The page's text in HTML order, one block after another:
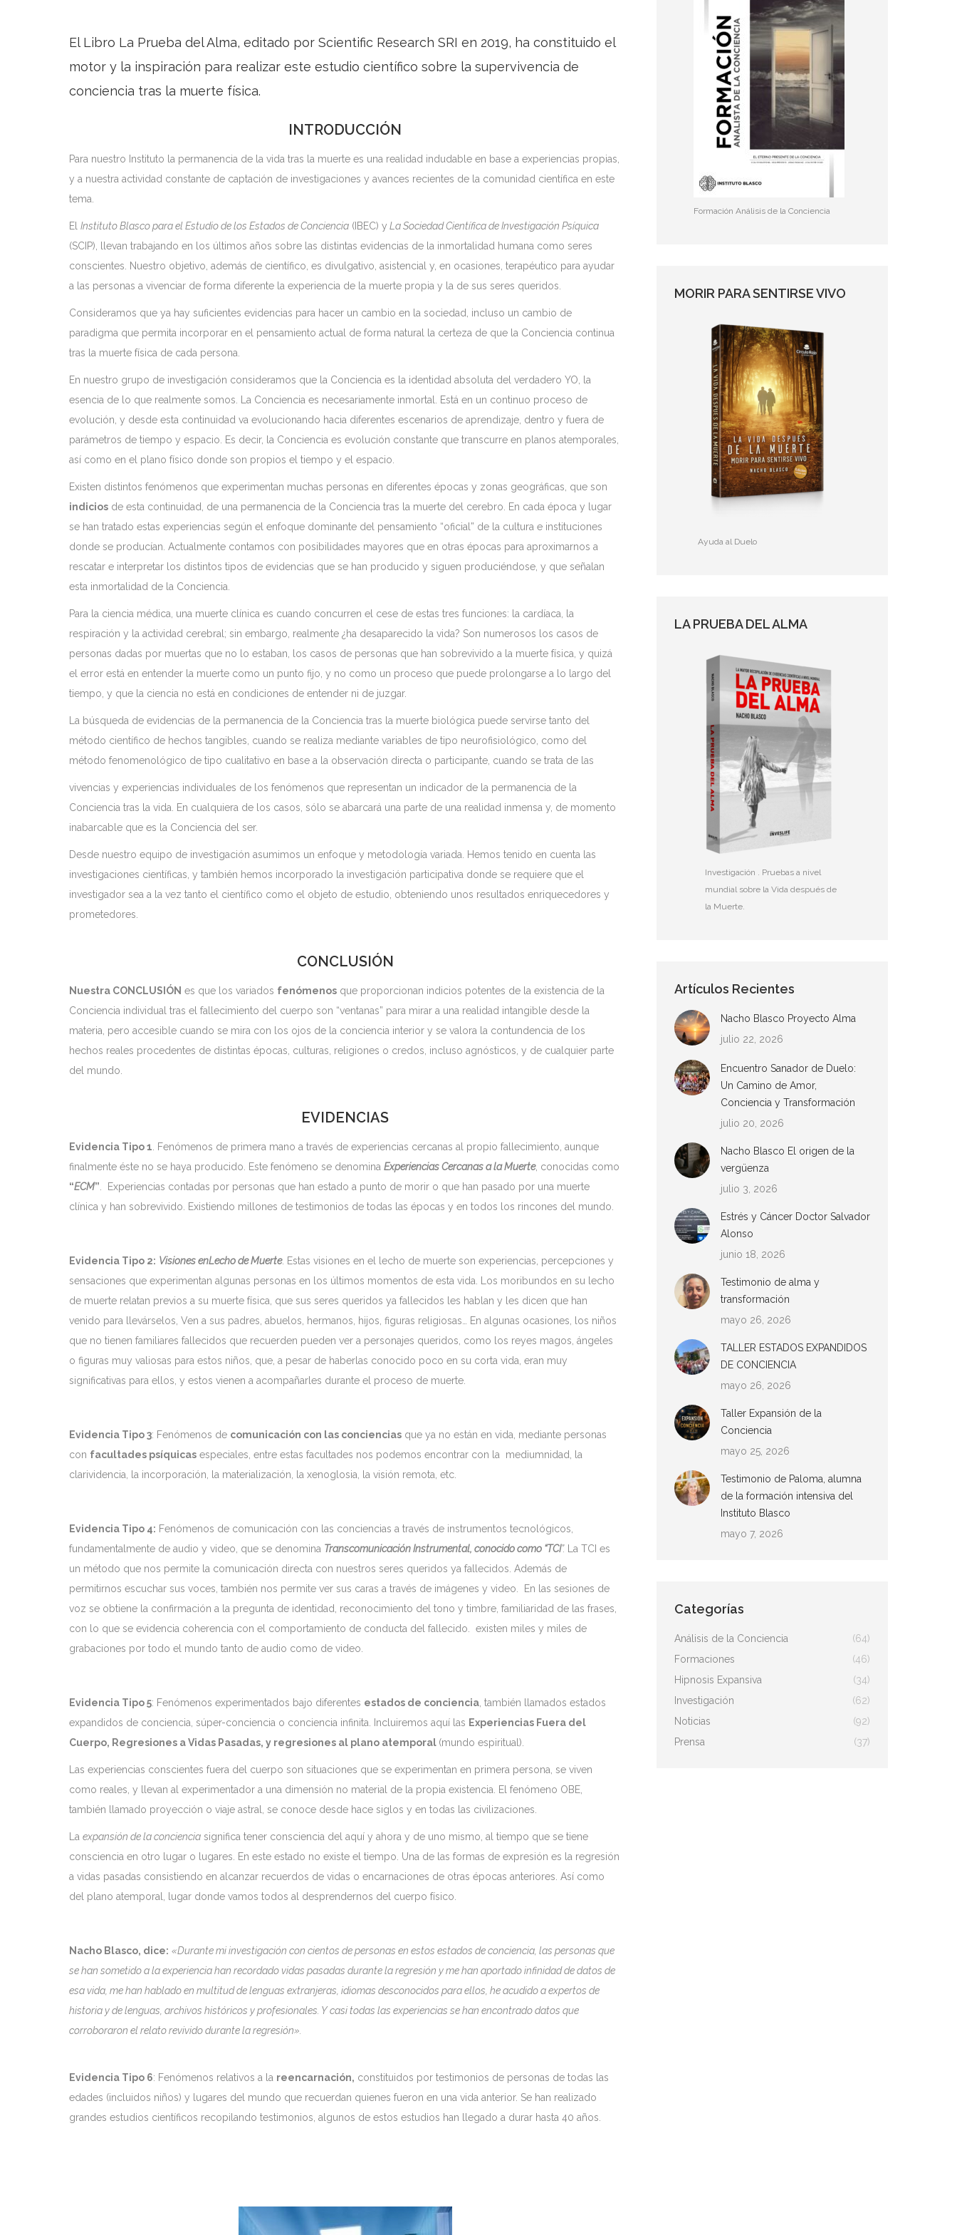
El Libro La Prueba del Alma, editado por Scientific Research SRI en 2019, ha constituido el
motor y la inspiración para realizar este estudio científico sobre la supervivencia de
conciencia tras la muerte física.
INTRODUCCIÓN
Para nuestro Instituto la permanencia de la vida tras la muerte es una realidad indudable en base a experiencias propias,
y a nuestra actividad constante de captación de investigaciones y avances recientes de la comunidad científica en este
tema.
El Instituto Blasco para el Estudio de los Estados de Conciencia (IBEC) y La Sociedad Científica de Investigación Psíquica
(SCIP), llevan trabajando en los últimos años sobre las distintas evidencias de la inmortalidad humana como seres
conscientes. Nuestro objetivo, además de científico, es divulgativo, asistencial y, en ocasiones, terapéutico para ayudar
a las personas a vivenciar de forma diferente la experiencia de la muerte propia y la de sus seres queridos.
Consideramos que ya hay suficientes evidencias para hacer un cambio en la sociedad, incluso un cambio de
paradigma que permita incorporar en el pensamiento actual de forma natural la certeza de que la Conciencia continua
tras la muerte física de cada persona.
En nuestro grupo de investigación consideramos que la Conciencia es la identidad absoluta del verdadero YO, la
esencia de lo que realmente somos. La Conciencia es necesariamente inmortal. Está en un continuo proceso de
evolución, y desde esta continuidad va evolucionando hacia diferentes escenarios de aprendizaje, dentro y fuera de
parámetros de tiempo y espacio. Es decir, la Conciencia es evolución constante que transcurre en planos atemporales,
así como en el plano físico donde son propios el tiempo y el espacio.
Existen distintos fenómenos que experimentan muchas personas en diferentes épocas y zonas geográficas, que son
indicios de esta continuidad, de una permanencia de la Conciencia tras la muerte del cerebro. En cada época y lugar
se han tratado estas experiencias según el enfoque dominante del pensamiento “oficial” de la cultura e instituciones
donde se producían. Actualmente contamos con posibilidades mayores que en otras épocas para aproximarnos a
rescatar e interpretar los distintos tipos de evidencias que se han producido y siguen produciéndose, y que señalan
esta inmortalidad de la Conciencia.
Para la ciencia médica, una muerte clínica es cuando concurren el cese de estas tres funciones: la cardíaca, la
respiración y la actividad cerebral; sin embargo, realmente ¿ha desaparecido la vida? Son numerosos los casos de
personas dadas por muertas que no lo estaban, los casos de personas que han sobrevivido a la muerte física, y quizá
el error está en entender la muerte como un punto fijo, y no como un proceso que puede prolongarse a lo largo del
tiempo, y que la ciencia no está en condiciones de entender ni de juzgar.
La búsqueda de evidencias de la permanencia de la Conciencia tras la muerte biológica puede servirse tanto del
método científico de hechos tangibles, cuando se realiza mediante variables de tipo neurofisiológico, como del
método fenomenológico de tipo cualitativo en base a la observación directa o participante, cuando se trata de las
vivencias y experiencias individuales de los fenómenos que representan un indicador de la permanencia de la
Conciencia tras la vida. En cualquiera de los casos, sólo se abarcará una parte de una realidad inmensa y, de momento
inabarcable que es la Conciencia del ser.
Desde nuestro equipo de investigación asumimos un enfoque y metodología variada. Hemos tenido en cuenta las
investigaciones científicas, y también hemos incorporado la investigación participativa donde se requiere que el
investigador sea a la vez tanto el científico como el objeto de estudio, obteniendo unos resultados enriquecedores y
prometedores.
CONCLUSIÓN
Nuestra CONCLUSIÓN es que los variados fenómenos que proporcionan indicios potentes de la existencia de la
Conciencia individual tras el fallecimiento del cuerpo son “ventanas” para mirar a una realidad intangible desde la
materia, pero accesible cuando se mira con los ojos de la conciencia interior y se valora la contundencia de los
hechos reales procedentes de distintas épocas, culturas, religiones o credos, incluso agnósticos, y de cualquier parte
del mundo.
EVIDENCIAS
Evidencia Tipo 1 . Fenómenos de primera mano a través de experiencias cercanas al propio fallecimiento, aunque
finalmente éste no se haya producido. Este fenómeno se denomina Experiencias Cercanas a la Muerte, conocidas como
“ECM” . Experiencias contadas por personas que han estado a punto de morir o que han pasado por una muerte
clínica y han sobrevivido. Existiendo millones de testimonios de todas las épocas y en todos los rincones del mundo.
Evidencia Tipo 2: Visiones enLecho de Muerte. Estas visiones en el lecho de muerte son experiencias, percepciones y
sensaciones que experimentan algunas personas en los últimos momentos de esta vida. Los moribundos en su lecho
de muerte relatan previos a su muerte física, que sus seres queridos ya fallecidos les hablan y les dicen que han
venido para llevárselos, Ven a sus padres, abuelos, hermanos, hijos, figuras religiosas… En algunas ocasiones, los niños
que no tienen familiares fallecidos que recuerden pueden ver a personajes queridos, como los reyes magos, ángeles
o figuras muy valiosas para estos niños, que, a pesar de haberlas conocido poco en su corta vida, eran muy
significativas para ellos, y estos vienen a acompañarles durante el proceso de muerte.
Evidencia Tipo 3: Fenómenos de comunicación con las conciencias que ya no están en vida, mediante personas
con facultades psíquicas especiales, entre estas facultades nos podemos encontrar con la mediumnidad, la
clarividencia, la incorporación, la materialización, la xenoglosia, la visión remota, etc.
Evidencia Tipo 4: Fenómenos de comunicación con las conciencias a través de instrumentos tecnológicos,
fundamentalmente de audio y video, que se denomina Transcomunicación Instrumental, conocido como “TCI”.
La TCI es
un método que nos permite la comunicación directa con nuestros seres queridos ya fallecidos. Además de
permitirnos escuchar sus voces, también nos permite ver sus caras a través de imágenes y video. En las sesiones de
voz se obtiene la confirmación a la pregunta de identidad, reconocimiento del tono y timbre, familiaridad de las frases,
con lo que se evidencia coherencia con el comportamiento de conducta del fallecido. existen miles y miles de
grabaciones por todo el mundo tanto de audio como de video.
Evidencia Tipo 5: Fenómenos experimentados bajo diferentes estados de conciencia , también llamados estados
expandidos de conciencia, súper-conciencia o conciencia infinita. Incluiremos aquí las Experiencias Fuera del
Cuerpo, Regresiones a Vidas Pasadas, y regresiones al plano atemporal (mundo espiritual).
Las experiencias conscientes fuera del cuerpo son situaciones que se experimentan en primera persona, se viven
como reales, y llevan al experimentador a una dimensión no material de la propia existencia. El fenómeno OBE,
también llamado proyección o viaje astral, se conoce desde hace siglos y en todas las civilizaciones.
La expansión de la conciencia significa tener consciencia del aquí y ahora y de uno mismo, al tiempo que se tiene
consciencia en otro lugar o lugares. En este estado no existe el tiempo. Una de las formas de expresión es la regresión
a vidas pasadas consistiendo en alcanzar recuerdos de vidas o encarnaciones de otras épocas anteriores. Así como
del plano atemporal, lugar donde vamos todos al desprendernos del cuerpo físico.
Nacho Blasco, dice: «Durante mi investigación con cientos de personas en estos estados de conciencia, las personas que
se han sometido a la experiencia han recordado vidas pasadas durante la regresión y me han aportado infinidad de datos de
esa vida, me han hablado en multitud de lenguas extranjeras, idiomas desconocidos para ellos, he acudido a expertos de
historia y de lenguas, archivos históricos y profesionales. Y casi todas las experiencias se han encontrado datos que
corroboraron el relato revivido durante la regresión».
Evidencia Tipo 6: Fenómenos relativos a la reencarnación, constituidos por testimonios de personas de todas las
edades (incluidos niños) y lugares del mundo que recuerdan quienes fueron en una vida anterior. Se han realizado
grandes estudios científicos recopilando testimonios, algunos de estos estudios han llegado a durar hasta 40 años.
Formación Análisis de la Conciencia
MORIR PARA SENTIRSE VIVO
Ayuda al Duelo
LA PRUEBA DEL ALMA
Investigación . Pruebas a nivel
mundial sobre la Vida después de
la Muerte.
Artículos Recientes
Nacho Blasco Proyecto Alma
julio 22, 2026
Encuentro Sanador de Duelo:
Un Camino de Amor,
Conciencia y Transformación
julio 20, 2026
Nacho Blasco El origen de la
vergüenza
julio 3, 2026
Estrés y Cáncer Doctor Salvador
Alonso
junio 18, 2026
Testimonio de alma y
transformación
mayo 26, 2026
TALLER ESTADOS EXPANDIDOS
DE CONCIENCIA
mayo 26, 2026
Taller Expansión de la
Conciencia
mayo 25, 2026
Testimonio de Paloma, alumna
de la formación intensiva del
Instituto Blasco
mayo 7, 2026
Categorías
Análisis de la Conciencia
(64)
Formaciones
(46)
Hipnosis Expansiva
(34)
Investigación
(62)
Noticias
(92)
Prensa
(37)